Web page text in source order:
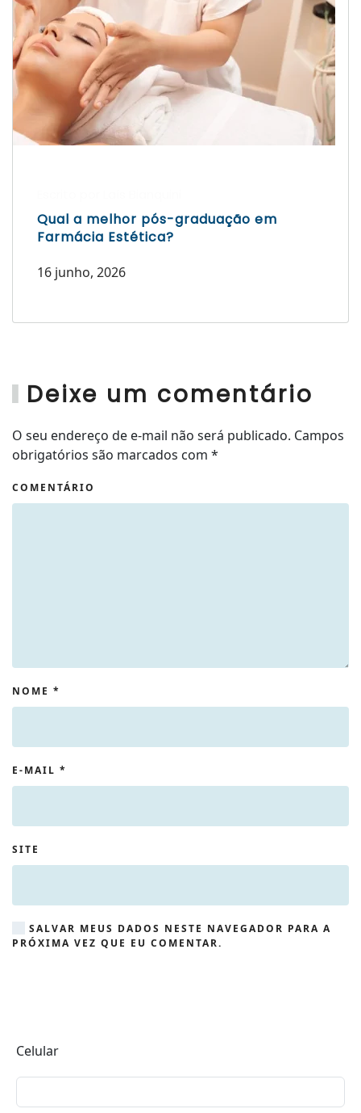
Qual a melhor pós-graduação em
Farmácia Estética?
16 junho, 2026
Deixe um comentário
O seu endereço de e-mail não será publicado. Campos
obrigatórios são marcados com *
COMENTÁRIO
NOME *
E-MAIL *
SITE
SALVAR MEUS DADOS NESTE NAVEGADOR PARA A
PRÓXIMA VEZ QUE EU COMENTAR.
Celular